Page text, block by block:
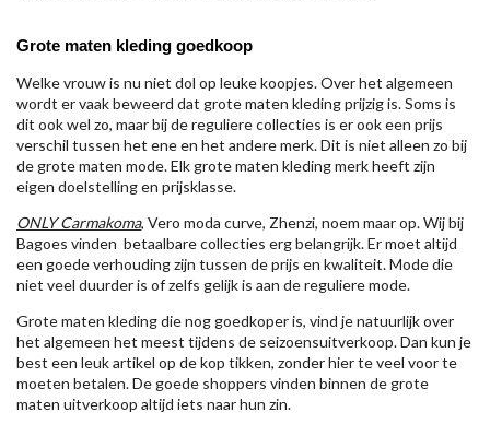
Grote maten kleding goedkoop
Welke vrouw is nu niet dol op leuke koopjes. Over het algemeen
wordt er vaak beweerd dat grote maten kleding prijzig is. Soms is
dit ook wel zo, maar bij de reguliere collecties is er ook een prijs
verschil tussen het ene en het andere merk. Dit is niet alleen zo bij
de grote maten mode. Elk grote maten kleding merk heeft zijn
eigen doelstelling en prijsklasse.
ONLY Carmakoma, Vero moda curve, Zhenzi, noem maar op. Wij bij
Bagoes vinden betaalbare collecties erg belangrijk. Er moet altijd
een goede verhouding zijn tussen de prijs en kwaliteit. Mode die
niet veel duurder is of zelfs gelijk is aan de reguliere mode.
Grote maten kleding die nog goedkoper is, vind je natuurlijk over
het algemeen het meest tijdens de seizoensuitverkoop. Dan kun je
best een leuk artikel op de kop tikken, zonder hier te veel voor te
moeten betalen. De goede shoppers vinden binnen de grote
maten uitverkoop altijd iets naar hun zin.